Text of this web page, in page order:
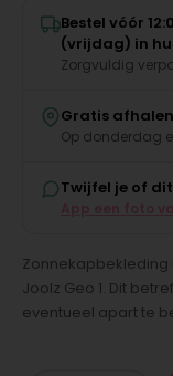
Bestel vóór
(vrijdag) in
Zorgvuldig
Gratis
Op donderdag
Twijfel je of
Zonnekapbekleding
Joolz Geo 1. Dit
eventueel apart te